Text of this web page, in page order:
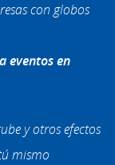
con globos
eventos en
y otros efectos
mismo